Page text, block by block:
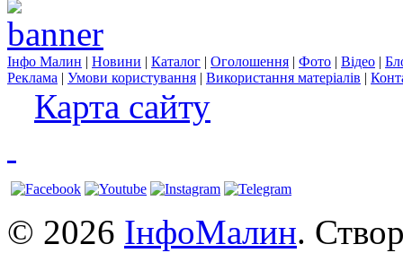
Інфо Малин | Новини | Каталог | Оголошення | Фото | Відео |
Реклама | Умови користування | Використання матеріалів |
Карта сайту
© 2026 ІнфоМалин.